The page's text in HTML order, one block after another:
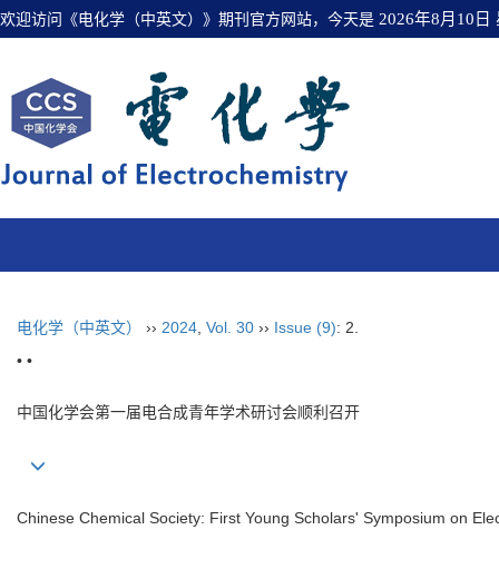
欢迎访问《电化学（中英文）》期刊官方网站，今天是 2026年8月10日
电化学（中英文） ›› 2024 Vol. 30 ›› Issue (9): 2.
• •
中国化学会第一届电合成青年学术研讨会顺利召开
Chinese Chemical Society: First Young Scholars' Symposium on